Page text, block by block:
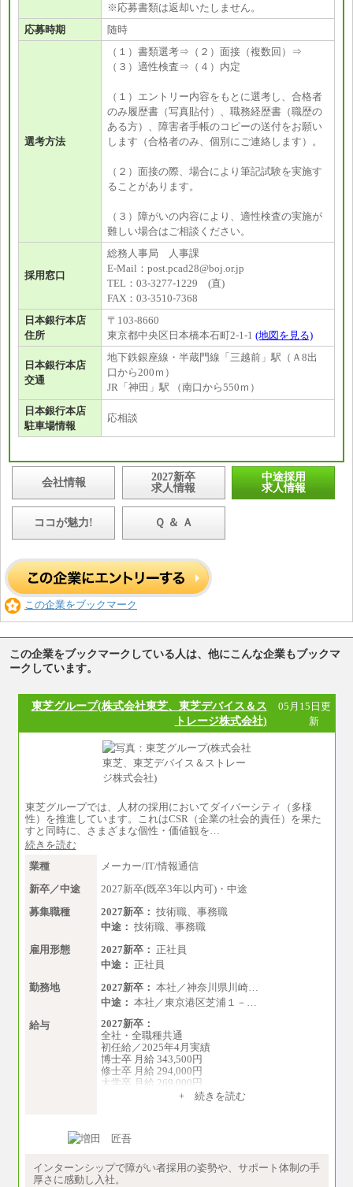
※応募書類は返却いたしません。
応募時期
随時
選考方法
（１）書類選考⇒（２）面接（複数回）⇒
（３）適性検査⇒（４）内定
（１）エントリー内容をもとに選考し、合格者
のみ履歴書（写真貼付）、職務経歴書（職歴の
ある方）、障害者手帳のコピーの送付をお願い
します（合格者のみ、個別にご連絡します）。
（２）面接の際、場合により筆記試験を実施す
ることがあります。
（３）障がいの内容により、適性検査の実施が
難しい場合はご相談ください。
採用窓口
総務人事局 人事課
E-Mail：post.pcad28@boj.or.jp
TEL：03-3277-1229 (直)
FAX：03-3510-7368
日本銀行本店
住所
〒103-8660
東京都中央区日本橋本石町2-1-1 (地図を見る)
日本銀行本店
交通
地下鉄銀座線・半蔵門線「三越前」駅（Ａ8出
口から200ｍ）
JR「神田」駅 （南口から550ｍ）
日本銀行本店
駐車場情報
応相談
会社情報
2027新卒
求人情報
中途採用
求人情報
ココが魅力! Ｑ ＆ Ａ
この企業をブックマーク
この企業をブックマークしている人は、他にこんな企業もブックマ
ークしています。
東芝グループ(株式会社東芝、東芝デバイス＆ス
トレージ株式会社)
05月15日更
新
東芝グループでは、人材の採用においてダイバーシティ（多様
性）を推進しています。これはCSR（企業の社会的責任）を果た
すと同時に、さまざまな個性・価値観を…
続きを読む
業種
メーカー/IT/情報通信
新卒／中途
2027新卒(既卒3年以内可)・中途
募集職種
2027新卒： 技術職、事務職
中途： 技術職、事務職
雇用形態
2027新卒： 正社員
中途： 正社員
勤務地
2027新卒： 本社／神奈川県川崎…
中途： 本社／東京港区芝浦１－…
給与
2027新卒：
全社・全職種共通
初任給／2025年4月実績
博士卒 月給 343,500円
修士卒 月給 294,000円
大学卒 月給 269,000円
※試用期間の給与に変更はございません
ます。
円
+ 続きを読む
インターンシップで障がい者採用の姿勢や、サポート体制の手
厚さに感動し入社。